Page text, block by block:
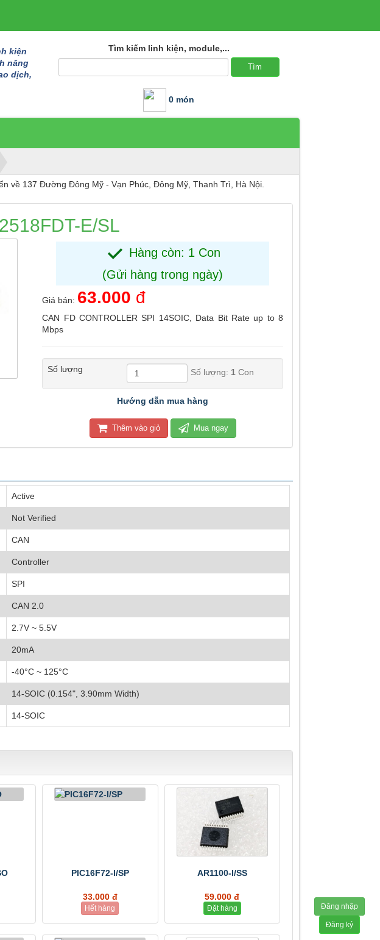
kiện
năng
dịch,
Tìm kiếm linh kiện, module,...
0 món
Đường Đông Mỹ - Vạn Phúc, Đông Mỹ, Thanh Trì, Hà Nội.
E/SL
Hàng còn: 1 Con
(Gửi hàng trong ngày)
Giá bán: 63.000 đ
CAN FD CONTROLLER SPI 14SOIC, Data Bit Rate up to 8
Mbps
Số lượng Số lượng: 1 Con
Hướng dẫn mua hàng
Thêm vào giỏ Mua ngay
Active
Not Verified
CAN
Controller
SPI
CAN 2.0
2.7V ~ 5.5V
20mA
-40°C ~ 125°C
14-SOIC (0.154", 3.90mm Width)
14-SOIC
PIC16F72-I/SP
33.000 đ
Hết hàng
AR1100-I/SS
59.000 đ
Đặt hàng Đăng nhập
Đăng ký